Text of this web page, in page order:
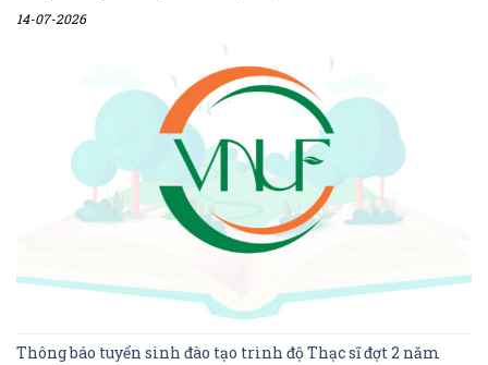
14-07-2026
Thông báo tuyển sinh đào tạo trình độ Thạc sĩ đợt 2 năm